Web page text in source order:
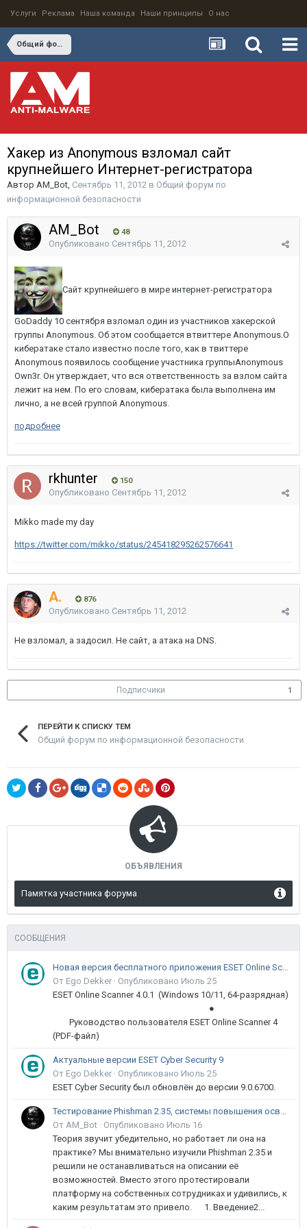
Услуги Реклама Наша команда Наши принципы О нас
Общий форум по информационной безопасности
Хакер из Anonymous взломал сайт
крупнейшего Интернет-регистратора
Автор AM_Bot, Сентябрь 11, 2012 в Общий форум по
информационной безопасности
AM_Bot 48
Опубликовано Сентябрь 11, 2012
Сайт крупнейшего в мире интернет-регистратора
GoDaddy 10 сентября взломал один из участников хакерской
группы Anonymous. Об этом сообщается втвиттере Anonymous.О
кибератаке стало известно после того, как в твиттере
Anonymous появилось сообщение участника группыAnonymous
Own3r. Он утверждает, что вся ответственность за взлом сайта
лежит на нем. По его словам, кибератака была выполнена им
лично, а не всей группой Anonymous.
подробнее
rkhunter 150
Опубликовано Сентябрь 11, 2012
Mikko made my day
https://twitter.com/mikko/status/245418295262576641
A. 876
Опубликовано Сентябрь 11, 2012
Не взломал, а задосил. Не сайт, а атака на DNS.
Подписчики 1
ПЕРЕЙТИ К СПИСКУ ТЕМ
Общий форум по информационной безопасности
ОБЪЯВЛЕНИЯ
Памятка участника форума
СООБЩЕНИЯ
Новая версия бесплатного приложения ESET Online Scanner доступна пользователям
От Ego Dekker · Опубликовано Июль 25
ESET Online Scanner 4.0.1 (Windows 10/11, 64-разрядная)
●
Руководство пользователя ESET Online Scanner 4
(PDF-файл)
Актуальные версии ESET Cyber Security 9
От Ego Dekker · Опубликовано Июль 25
ESET Cyber Security был обновлён до версии 9.0.6700.
Тестирование Phishman 2.35, системы повышения осведомлённости пользователей в сфере ИБ
От AM_Bot · Опубликовано Июль 16
Теория звучит убедительно, но работает ли она на
практике? Мы внимательно изучили Phishman 2.35 и
решили не останавливаться на описании её
возможностей. Вместо этого протестировали
платформу на собственных сотрудниках и удивились, к
каким результатам это привело. 1. Введение2...